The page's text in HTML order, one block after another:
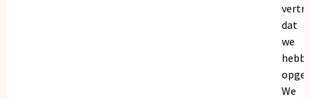
dat
we
We